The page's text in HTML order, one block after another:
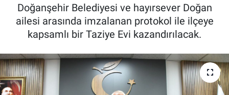
Doğanşehir Belediyesi ve hayırsever Doğan
ailesi arasında imzalanan protokol ile ilçeye
kapsamlı bir Taziye Evi kazandırılacak.